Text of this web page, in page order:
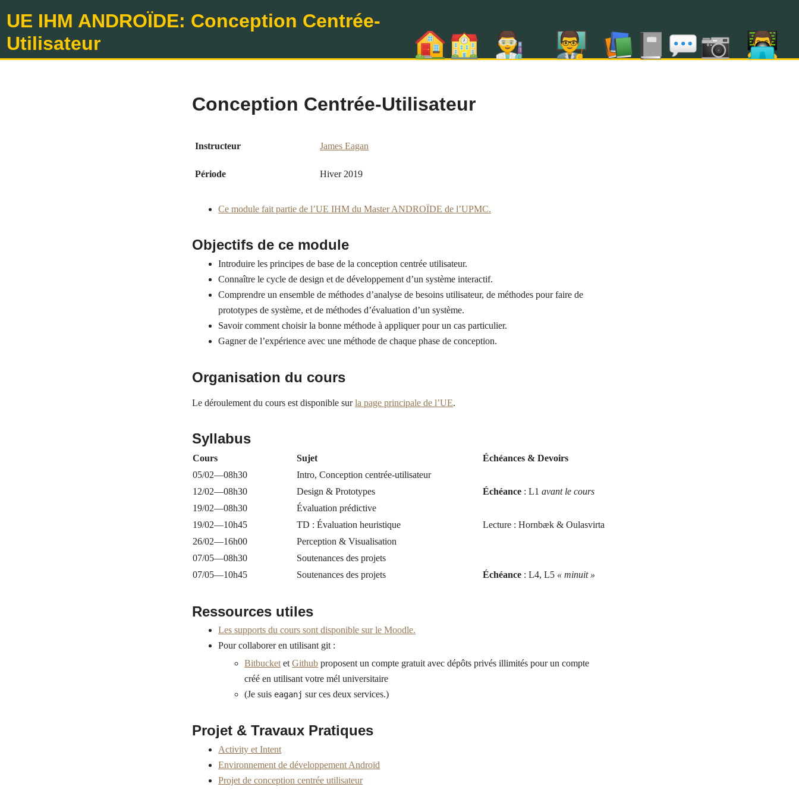
UE IHM ANDROÏDE: Conception Centrée-
Utilisateur
Conception Centrée-Utilisateur
Instructeur James Eagan
Période Hiver 2019
Ce module fait partie de l’UE IHM du Master ANDROÏDE de l’UPMC.
Objectifs de ce module
Introduire les principes de base de la conception centrée utilisateur.
Connaître le cycle de design et de développement d’un système interactif.
Comprendre un ensemble de méthodes d’analyse de besoins utilisateur, de méthodes pour faire de
prototypes de système, et de méthodes d’évaluation d’un système.
Savoir comment choisir la bonne méthode à appliquer pour un cas particulier.
Gagner de l’expérience avec une méthode de chaque phase de conception.
Organisation du cours
Le déroulement du cours est disponible surla page principale de l’UE.
Syllabus
Cours Sujet
Échéances & Devoirs
05/02—08h30
Intro, Conception centrée-utilisateur
12/02—08h30
Design & Prototypes Échéance : L1avant le cours
19/02—08h30
Évaluation prédictive
19/02—10h45
TD : Évaluation heuristique
Lecture : Hornbæk & Oulasvirta
26/02—16h00
Perception & Visualisation
07/05—08h30
Soutenances des projets
07/05—10h45
Soutenances des projets Échéance : L4, L5 « minuit »
Ressources utiles
Les supports du cours sont disponible sur le Moodle.
Pour collaborer en utilisant git :
Bitbucket etGithub proposent un compte gratuit avec dépôts privés illimités pour un compte
créé en utilisant votre mél universitaire
(Je suis eaganj sur ces deux services.)
Projet & Travaux Pratiques
Activity et Intent
Environnement de développement Androïd
Projet de conception centrée utilisateur